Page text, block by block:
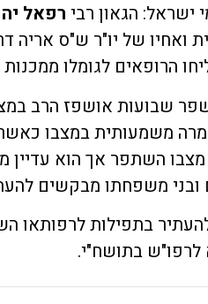
ישראל: הגאון רבי רפאל
ואחיו של יו"ר ש"ס אריה
הרופאים לגומלו
שבועות אושפז הרב
משמעותית במצבו כאשר
השתפר אך הוא עדיין
ובני משפחתו מבקשים
בתפילות לרפותאו
בתושח"י.